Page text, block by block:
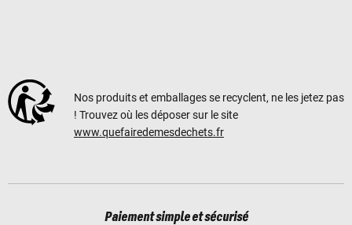
Nos produits et emballages se recyclent, ne les jetez pas
! Trouvez où les déposer sur le site
www.quefairedemesdechets.fr
Paiement simple et sécurisé